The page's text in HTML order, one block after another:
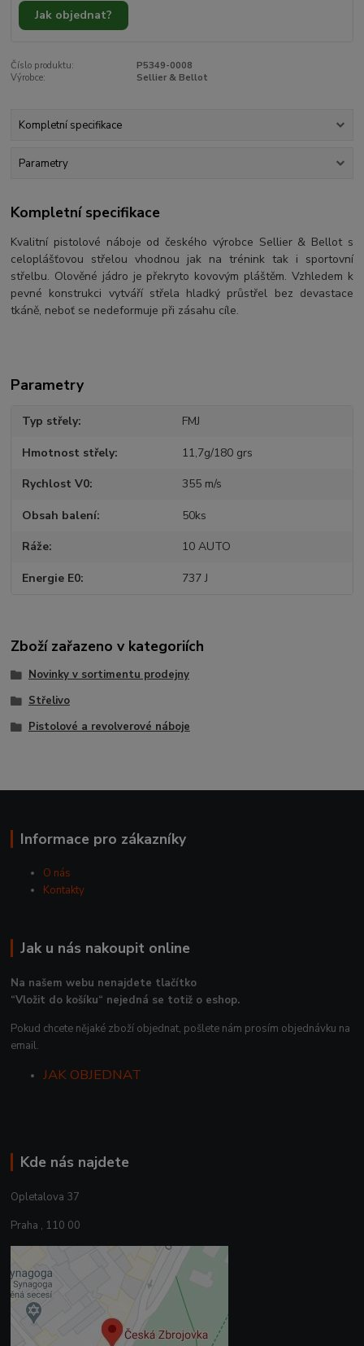
Jak objednat?
Číslo produktu:
P5349-0008
Výrobce:
Sellier & Bellot
Kompletní specifikace
Parametry
Kompletní specifikace
Kvalitní pistolové náboje od českého výrobce Sellier & Bellot s
celoplášťovou střelou vhodnou jak na trénink tak i sportovní
střelbu. Olověné jádro je překryto kovovým pláštěm. Vzhledem k
pevné konstrukci vytváří střela hladký průstřel bez devastace
tkáně, neboť se nedeformuje při zásahu cíle.
Parametry
Typ střely FMJ
Hmotnost střely 11,7g/180 grs
Rychlost V0 355 m/s
Obsah balení 50ks
Ráže 10 AUTO
Energie E0 737 J
Zboží zařazeno v kategoriích
Novinky v sortimentu prodejny
Střelivo
Pistolové a revolverové náboje
Informace pro zákazníky
O nás
Kontakty
Jak u nás nakoupit online
Na našem webu nenajdete tlačítko
“Vložit do košíku“ nejedná se totiž o eshop.
Pokud chcete nějaké zboží objednat, pošlete nám prosím objednávku na
email.
JAK OBJEDNAT
Kde nás najdete
Opletalova 37
Praha , 110 00